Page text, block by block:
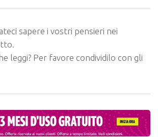
sapere i vostri pensieri nei
leggi? Per favore condividilo con gli